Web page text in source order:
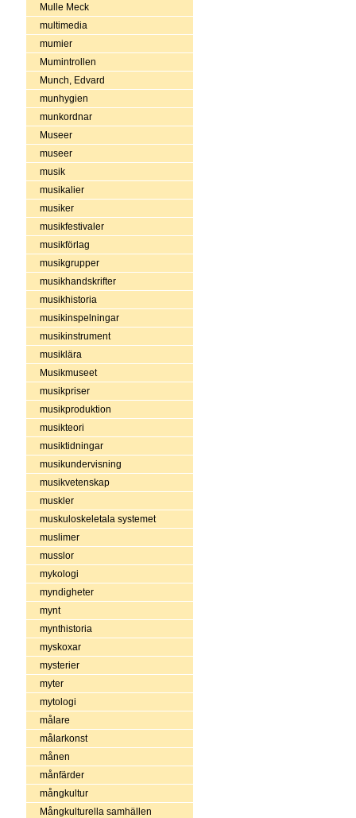
Mulle Meck
multimedia
mumier
Mumintrollen
Munch, Edvard
munhygien
munkordnar
Museer
museer
musik
musikalier
musiker
musikfestivaler
musikförlag
musikgrupper
musikhandskrifter
musikhistoria
musikinspelningar
musikinstrument
musiklära
Musikmuseet
musikpriser
musikproduktion
musikteori
musiktidningar
musikundervisning
musikvetenskap
muskler
muskuloskeletala systemet
muslimer
musslor
mykologi
myndigheter
mynt
mynthistoria
myskoxar
mysterier
myter
mytologi
målare
målarkonst
månen
månfärder
mångkultur
Mångkulturella samhällen